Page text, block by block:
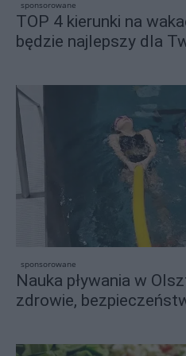
sponsorowane
TOP 4 kierunki na
będzie najlepszy dla
sponsorowane
Nauka pływania w
zdrowie,